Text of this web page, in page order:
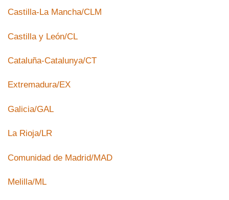
Castilla-La Mancha/CLM
Castilla y León/CL
Cataluña-Catalunya/CT
Extremadura/EX
Galicia/GAL
La Rioja/LR
Comunidad de Madrid/MAD
Melilla/ML